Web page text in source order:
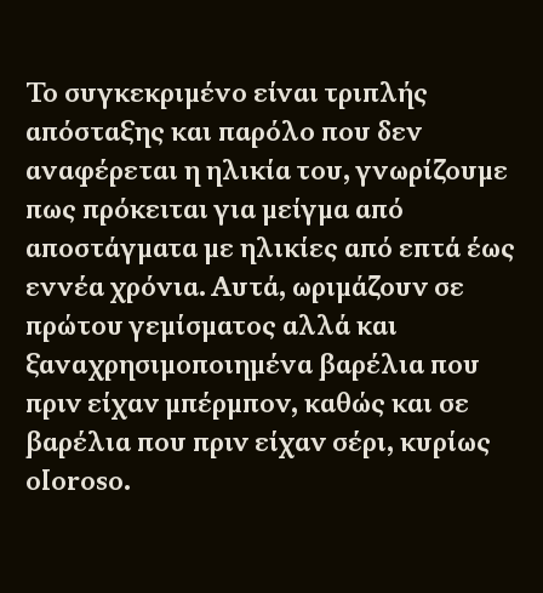
Το συγκεκριμένο είναι τριπλής
απόσταξης και παρόλο που δεν
αναφέρεται η ηλικία του, γνωρίζουμε
πως πρόκειται για μείγμα από
αποστάγματα με ηλικίες από επτά έως
εννέα χρόνια. Αυτά, ωριμάζουν σε
πρώτου γεμίσματος αλλά και
ξαναχρησιμοποιημένα βαρέλια που
πριν είχαν μπέρμπον, καθώς και σε
βαρέλια που πριν είχαν σέρι, κυρίως
oloroso.